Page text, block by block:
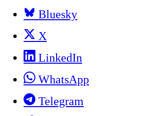
Bluesky
X
LinkedIn
WhatsApp
Telegram